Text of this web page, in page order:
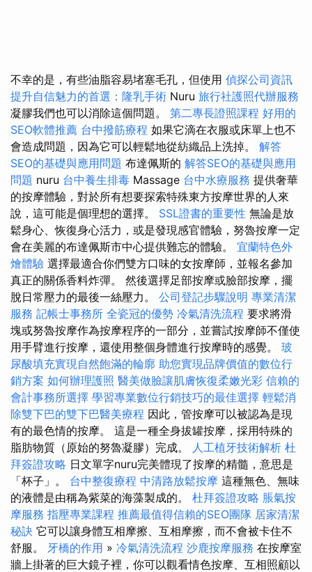
不幸的是，有些油脂容易堵塞毛孔，但使用 偵探公司資訊
提升自信魅力的首選：隆乳手術 Nuru 旅行社護照代辦服務
凝膠我們也可以消除這個問題。 第二專長證照課程 好用的
SEO軟體推薦 台中撥筋療程 如果它滴在衣服或床單上也不
會造成問題，因為它可以輕鬆地從紡織品上洗掉。 解答
SEO的基礎與應用問題 布達佩斯的 解答SEO的基礎與應用
問題 nuru 台中養生排毒 Massage 台中水療服務 提供奢華
的按摩體驗，對於所有想要探索特殊東方按摩世界的人來
說，這可能是個理想的選擇。 SSL證書的重要性 無論是放
鬆身心、恢復身心活力，或是發現感官體驗，努魯按摩一定
會在美麗的布達佩斯市中心提供難忘的體驗。 宜蘭特色外
燴體驗 選擇最適合你們雙方口味的女按摩師，並報名參加
真正的關係香料炸彈。 然後選擇足部按摩或臉部按摩，擺
脫日常壓力的最後一絲壓力。 公司登記步驟說明 專業清潔
服務 記帳士事務所 全瓷冠的優勢 冷氣清洗流程 要求將滑
塊或努魯按摩作為按摩程序的一部分，並嘗試按摩師不僅使
用手臂進行按摩，還使用整個身體進行按摩時的感覺。 玻
尿酸填充實現自然飽滿的輪廓 助您實現品牌價值的數位行
銷方案 如何辦理護照 醫美做臉讓肌膚恢復柔嫩光彩 信賴的
會計事務所選擇 學習專業數位行銷技巧的最佳選擇 輕鬆消
除雙下巴的雙下巴醫美療程 因此，管按摩可以被認為是現
有的最色情的按摩。 這是一種全身拔罐按摩，採用特殊的
脂肪物質（原始的努魯凝膠）完成。 人工植牙技術解析 杜
拜簽證攻略 日文單字nuru完美體現了按摩的精髓，意思是
「杯子」。 台中整復療程 中清路放鬆按摩 這種無色、無味
的液體是由稱為紫菜的海藻製成的。 杜拜簽證攻略 脹氣按
摩服務 指壓專業課程 推薦最值得信賴的SEO團隊 居家清潔
秘訣 它可以讓身體互相摩擦、互相摩擦，而不會被卡住不
舒服。 牙橋的作用 » 冷氣清洗流程 沙鹿按摩服務 在按摩室
牆上掛著的巨大鏡子裡，你可以觀看情色按摩、互相照顧以